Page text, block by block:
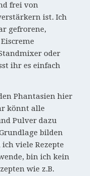
frei von
ist. Ich
gefrorene,
oder
ihr es einfach
Phantasien hier
könnt alle
Pulver dazu
bilden
viele Rezepte
bin ich kein
wie z.B.